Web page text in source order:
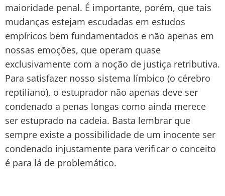
maioridade penal. É importante, porém, que tais
mudanças estejam escudadas em estudos
empíricos bem fundamentados e não apenas em
nossas emoções, que operam quase
exclusivamente com a noção de justiça retributiva.
Para satisfazer nosso sistema límbico (o cérebro
reptiliano), o estuprador não apenas deve ser
condenado a penas longas como ainda merece
ser estuprado na cadeia. Basta lembrar que
sempre existe a possibilidade de um inocente ser
condenado injustamente para verificar o conceito
é para lá de problemático.